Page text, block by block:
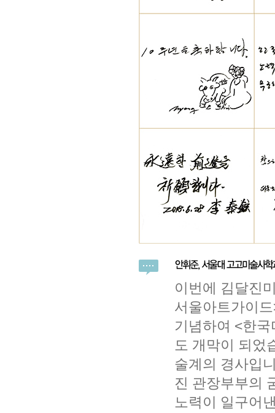
이번에 김달진
서울아트가이
기념하여 <한
도 개막이 되었
술계의 경사입
진 관장부부의
노력이 일구어